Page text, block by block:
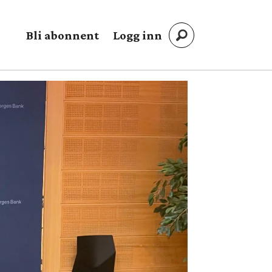
Bli abonnent Logg inn